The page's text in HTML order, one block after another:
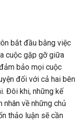
bắt đầu bằng việc
cuộc gặp gỡ giữa
bảo mọi cuộc
đối với cả hai bên
Đôi khi, những kế
nhân về những chủ
thảo luận sẽ cần